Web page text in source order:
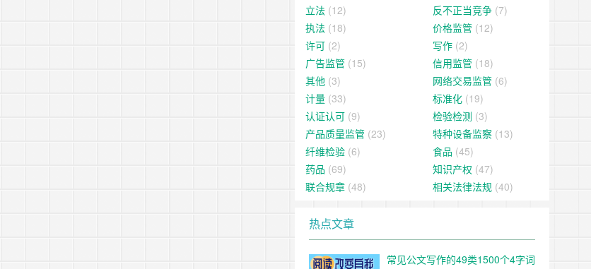
立法 (12) 反不正当竞争 (7)
执法 (18) 价格监管 (12)
许可 (2) 写作 (2)
广告监管 (15) 信用监管 (18)
其他 (3) 网络交易监管 (6)
计量 (33) 标准化 (19)
认证认可 (9) 检验检测 (3)
产品质量监管 (23) 特种设备监察 (13)
纤维检验 (6) 食品 (45)
药品 (69) 知识产权 (47)
联合规章 (48) 相关法律法规 (40)
热点文章
常见公文写作的49类1500个4字词